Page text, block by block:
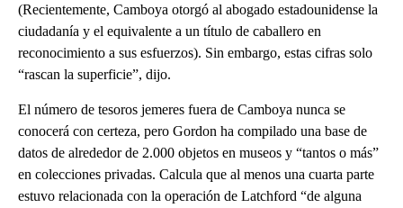
(Recientemente, Camboya otorgó al abogado estadounidense la
ciudadanía y el equivalente a un título de caballero en
reconocimiento a sus esfuerzos). Sin embargo, estas cifras solo
“rascan la superficie”, dijo.
El número de tesoros jemeres fuera de Camboya nunca se
conocerá con certeza, pero Gordon ha compilado una base de
datos de alrededor de 2.000 objetos en museos y “tantos o más”
en colecciones privadas. Calcula que al menos una cuarta parte
estuvo relacionada con la operación de Latchford “de alguna